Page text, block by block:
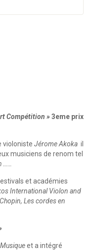
Compétition »3eme prix
violoniste Jérome Akoka il
musiciens de renom tel
et académies
International Violon and
Les cordes en
et a intégré